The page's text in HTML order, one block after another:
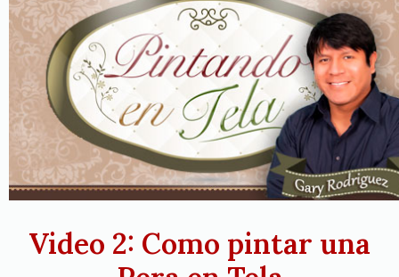
Video 2: Como pintar una